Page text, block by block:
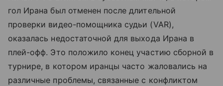
гол Ирана был отменен после длительной
проверки видео-помощника судьи (VAR),
оказалась недостаточной для выхода Ирана в
плей-офф. Это положило конец участию сборной в
турнире, в котором иранцы часто жаловались на
различные проблемы, связанные с конфликтом